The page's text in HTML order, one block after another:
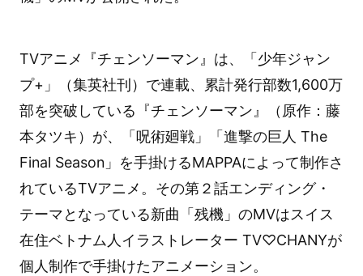
TVアニメ『チェンソーマン』は、「少年ジャン
プ+」（集英社刊）で連載、累計発行部数1,600万
部を突破している『チェンソーマン』（原作：藤
本タツキ）が、「呪術廻戦」「進撃の巨人 The
Final Season」を手掛けるMAPPAによって制作さ
れているTVアニメ。その第２話エンディング・
テーマとなっている新曲「残機」のMVはスイス
在住ベトナム人イラストレーター TV♡CHANYが
個人制作で手掛けたアニメーション。